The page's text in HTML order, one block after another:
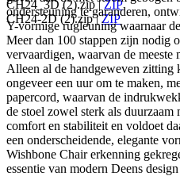
CH24_3D (2).zip|ZIP
CH24-2D (2).zip|ZIP
ondersteuning te garanderen,
Y-vormige rugleuning waarnaar
Meer dan 100 stappen zijn nodig
vervaardigen, waarvan de
Alleen al de handgeweven zitting
ongeveer een uur om te maken,
papercord, waarvan de
de stoel zowel sterk als
comfort en stabiliteit en voldoet
een onderscheidende, elegante
Wishbone Chair erkenning
essentie van modern Deens